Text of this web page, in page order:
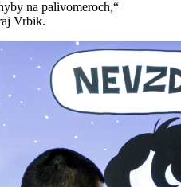
na palivomeroch,“
Vrbik.